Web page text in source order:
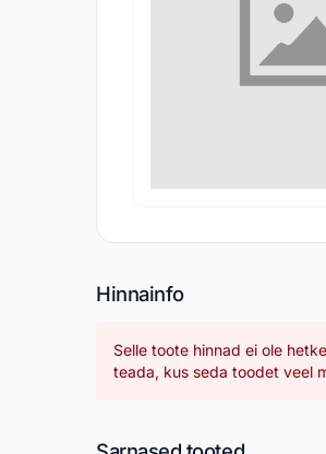
Hinnainfo
Selle toote hinnad ei ole
teada, kus seda toodet veel